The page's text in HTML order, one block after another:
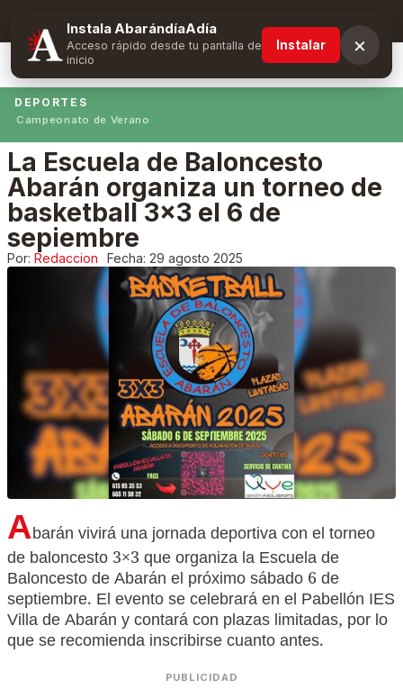
Suscríbete y obtén ventajas exclusivas
DEPORTES
Campeonato de Verano
La Escuela de Baloncesto
Abarán organiza un torneo de
basketball 3×3 el 6 de
sepiembre
Por: Redaccion Fecha: 29 agosto 2025
Abarán vivirá una jornada deportiva con el torneo
de baloncesto 3×3 que organiza la Escuela de
Baloncesto de Abarán el próximo sábado 6 de
septiembre. El evento se celebrará en el Pabellón IES
Villa de Abarán y contará con plazas limitadas, por lo
que se recomienda inscribirse cuanto antes.
PUBLICIDAD
Instala AbarándíaAdía
Acceso rápido desde tu pantalla de
inicio
Instalar ×